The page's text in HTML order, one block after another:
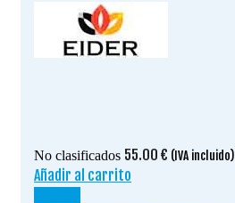
No clasificados 55.00 € (IVA incluido)
Añadir al carrito